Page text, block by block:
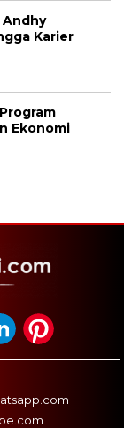
Andhy
Karier
Ekonomi